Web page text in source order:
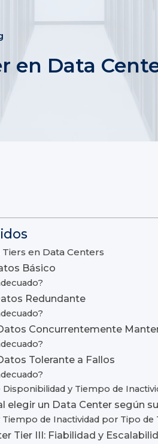
en Data
en Data Centers
Básico
Redundante
Concurrentemente
Tolerante a Fallos
Disponibilidad y Tiempo de
elegir un Data Center según
de Inactividad por Tipo de
Tier III: Fiabilidad y